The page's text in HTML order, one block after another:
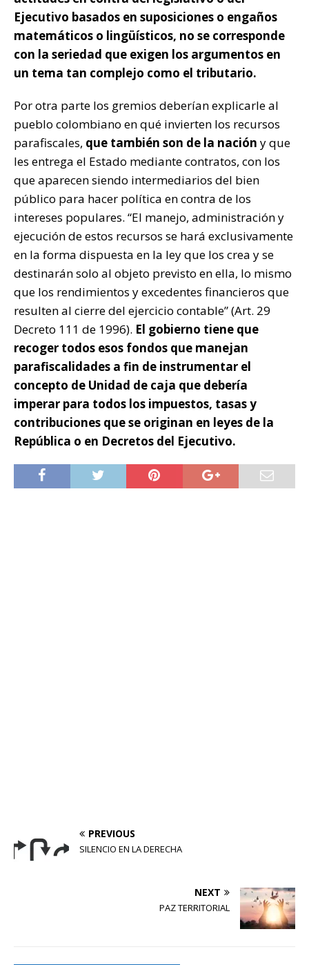
Ejecutivo basados en suposiciones o engaños
matemáticos o lingüísticos, no se corresponde
con la seriedad que exigen los argumentos en
un tema tan complejo como el tributario.
Por otra parte los gremios deberían explicarle al
pueblo colombiano en qué invierten los recursos
parafiscales, que también son de la nación y que
les entrega el Estado mediante contratos, con los
que aparecen siendo intermediarios del bien
público para hacer política en contra de los
intereses populares. “El manejo, administración y
ejecución de estos recursos se hará exclusivamente
en la forma dispuesta en la ley que los crea y se
destinarán solo al objeto previsto en ella, lo mismo
que los rendimientos y excedentes financieros que
resulten al cierre del ejercicio contable” (Art. 29
Decreto 111 de 1996). El gobierno tiene que
recoger todos esos fondos que manejan
parafiscalidades a fin de instrumentar el
concepto de Unidad de caja que debería
imperar para todos los impuestos, tasas y
contribuciones que se originan en leyes de la
República o en Decretos del Ejecutivo.
PREVIOUS
SILENCIO EN LA DERECHA
NEXT
PAZ TERRITORIAL